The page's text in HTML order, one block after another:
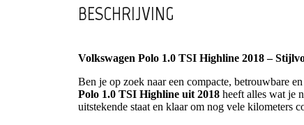
BESCHRIJVING
Volkswagen Polo 1.0 TSI Highline 2018 –
Ben je op zoek naar een compacte, betrouwbare
Polo 1.0 TSI Highline uit 2018 heeft alles wat je
uitstekende staat en klaar om nog vele kilometers